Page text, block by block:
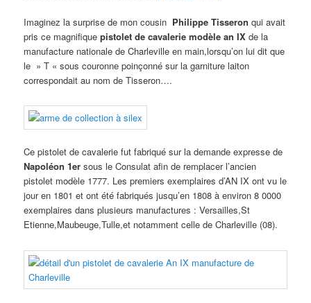
Imaginez la surprise de mon cousin Philippe Tisseronqui avait
pris ce magnifiquepistolet de cavalerie modèle an IX de la
manufacture nationale de Charleville en main,lorsqu’on lui dit que
le » T « sous couronne poinçonné sur la garniture laiton
correspondait au nom de Tisseron….
Ce pistolet de cavalerie fut fabriqué sur la demande expresse de
Napoléon 1er sous le Consulat afin de remplacer l’ancien
pistolet modèle 1777. Les premiers exemplaires d’AN IX ont vu le
jour en 1801 et ont été fabriqués jusqu’en 1808 à environ 8 0000
exemplaires dans plusieurs manufactures : Versailles,St
Etienne,Maubeuge,Tulle,et notamment celle de Charleville (08).